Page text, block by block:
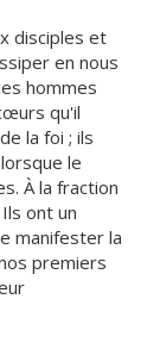
disciples et
en nous
hommes
qu'il
la foi ; ils
le
À la fraction
ont un
manifester la
premiers